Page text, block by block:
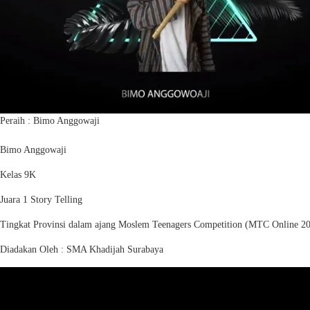
Peraih : Bimo Anggowaji
Bimo Anggowaji
Kelas 9K
Juara 1 Story Telling
Tingkat Provinsi dalam ajang Moslem Teenagers Competition (MTC Online
Diadakan Oleh : SMA Khadijah Surabaya